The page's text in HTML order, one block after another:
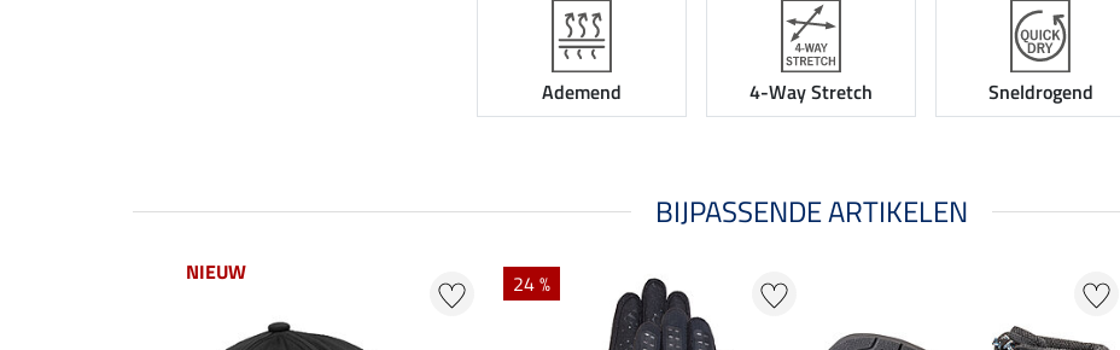
Ademend 4-Way Stretch Sneldrogend
BIJPASSENDE ARTIKELEN
NIEUW 24 %